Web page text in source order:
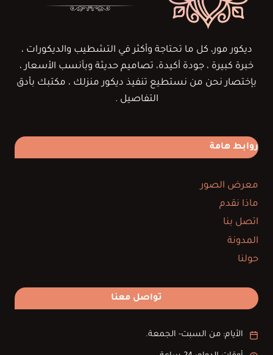
ديكور مور، كل ما تحتاجة وأكثر في التشطيب والديكورات ،
خبرة كبيرة ، جودة أكيدة، تصاميم حديثة وبأنسب الأسعار ،
بإختصار نحن من نستطيع تنفيذ ديكور منزلك ، مكتبك بأدق
التفاصيل .
روابط هامة
معرض الصور
ماذا نقدم
اتصل بنا
المدونة
حولنا
تواصل معنا
الأيام: من السبت- الجمعة.